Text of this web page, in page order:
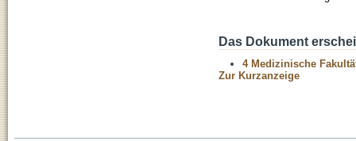
Das Dokument
4 Medizinische
Zur Kurzanzeige